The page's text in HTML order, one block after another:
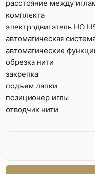
расстояние между
комплекта
электродвигатель HO
автоматическая
автоматические
обрезка нити
закрепка
подъем лапки
позиционер иглы
отводчик нити